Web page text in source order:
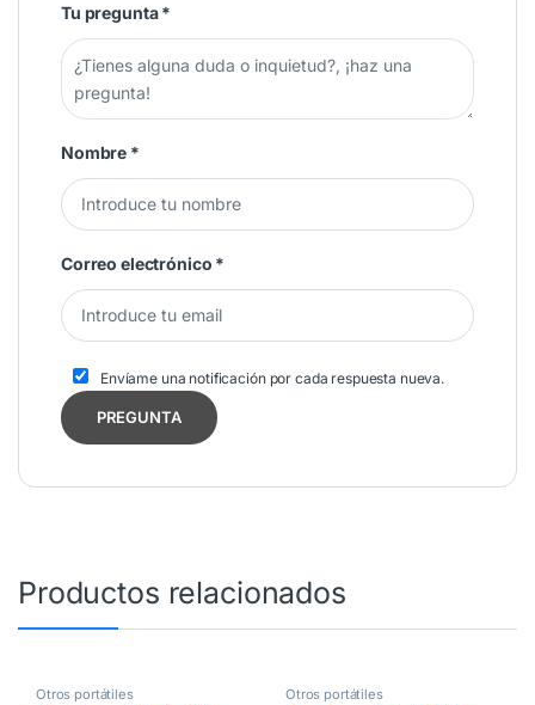
Tu pregunta*
Nombre *
Correo electrónico *
Envíame una notificación por cada respuesta nueva.
Productos relacionados
Otros portátiles Otros portátiles